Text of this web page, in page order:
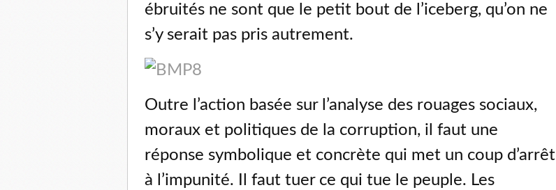
ébruités ne sont que le petit bout de l’iceberg, qu’on ne
s’y serait pas pris autrement.
Outre l’action basée sur l’analyse des rouages sociaux,
moraux et politiques de la corruption, il faut une
réponse symbolique et concrète qui met un coup d’arrêt
à l’impunité. Il faut tuer ce qui tue le peuple. Les